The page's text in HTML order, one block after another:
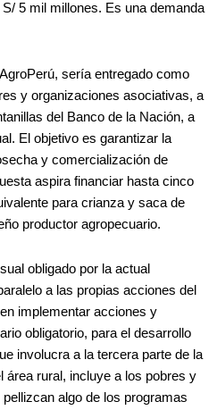
5 mil millones. Es una demanda
sería entregado como
y organizaciones asociativas, a
del Banco de la Nación, a
El objetivo es garantizar la
y comercialización de
aspira financiar hasta cinco
para crianza y saca de
productor agropecuario.
obligado por la actual
a las propias acciones del
implementar acciones y
obligatorio, para el desarrollo
involucra a la tercera parte de la
área rural, incluye a los pobres y
algo de los programas